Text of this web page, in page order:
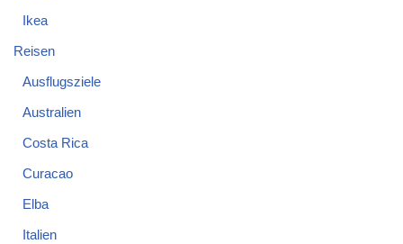
Ikea
Reisen
Ausflugsziele
Australien
Costa Rica
Curacao
Elba
Italien